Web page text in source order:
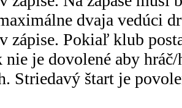
dvaja vedúci
zápise. Pokiaľ klub
je dovolené aby hráč/
Striedavý štart je